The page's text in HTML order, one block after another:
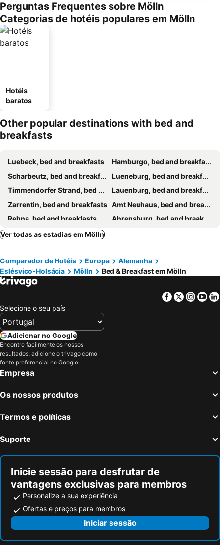
Perguntas Frequentes sobre Mölln
Categorias de hotéis populares em Mölln
Hotéis
baratos
Other popular destinations with bed and
breakfasts
Luebeck, bed and breakfasts
Hamburgo, bed and breakfasts
Scharbeutz, bed and breakfasts
Lueneburg, bed and breakfasts
Timmendorfer Strand, bed and breakfasts
Lauenburg, bed and breakfasts
Zarrentin, bed and breakfasts Amt Neuhaus, bed and breakfasts
Rehna, bed and breakfasts
Ahrensburg, bed and breakfasts
Hammoor, bed and breakfasts
Klütz, bed and breakfasts
Dahlenburg, bed and breakfasts
Neu Darchau, bed and breakfasts
Kalkhorst, bed and breakfasts
Wittorf, bed and breakfasts
Ver todas as estadias em Mölln
Comparador de Hotéis Europa
Alemanha
Eslésvico-Holsácia
Mölln Bed & Breakfast em Mölln
Facebook
Twitter
Selecione o seu país
Adicionar no Google
Encontre facilmente os nossos
resultados: adicione o trivago como
fonte preferencial no Google.
Empresa
Os nossos produtos
Termos e políticas
Suporte
Inicie sessão para desfrutar de
vantagens exclusivas para membros
Personalize a sua experiência
Ofertas e preços para membros
Iniciar sessão